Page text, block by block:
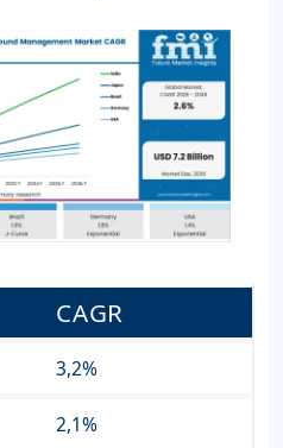
CAGR
3,2%
2,1%